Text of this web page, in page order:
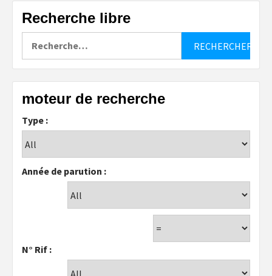
Recherche libre
moteur de recherche
Type :
Année de parution :
N° Rif :